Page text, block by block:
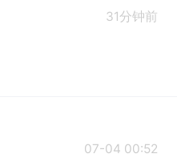
31分钟前
07-04 00:52